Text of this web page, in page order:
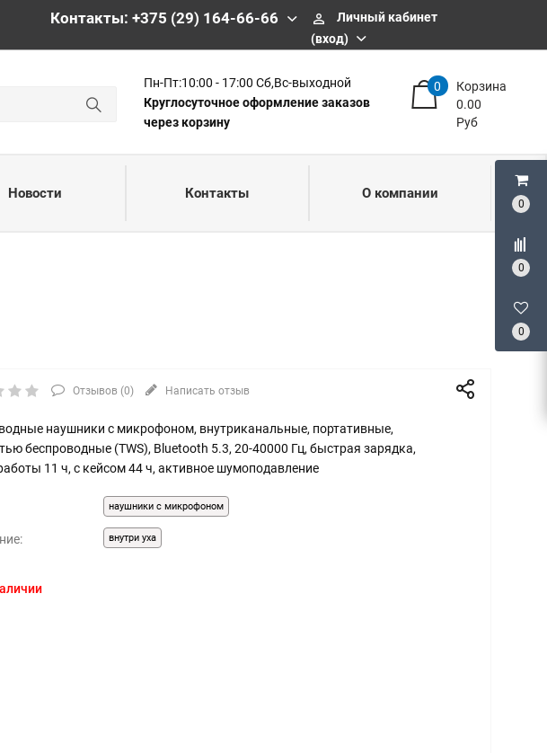
0
0
0
Контакты: +375 (29) 164-66-66 perm_identity
Личный кабинет
(вход)
Пн-Пт:10:00 - 17:00 Сб,Вс-выходной
Круглосуточное оформление заказов
через корзину
Корзина
0
0.00
Руб
Новости Контакты О компании
Отзывов (0) Написать отзыв
наушники с микрофоном, внутриканальные, портативные,
беспроводные (TWS), Bluetooth 5.3, 20-40000 Гц, быстрая зарядка,
11 ч, с кейсом 44 ч, активное шумоподавление
наушники с микрофоном
внутри уха